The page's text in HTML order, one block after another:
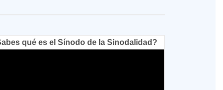
qué es el Sínodo de la Sinodalidad?